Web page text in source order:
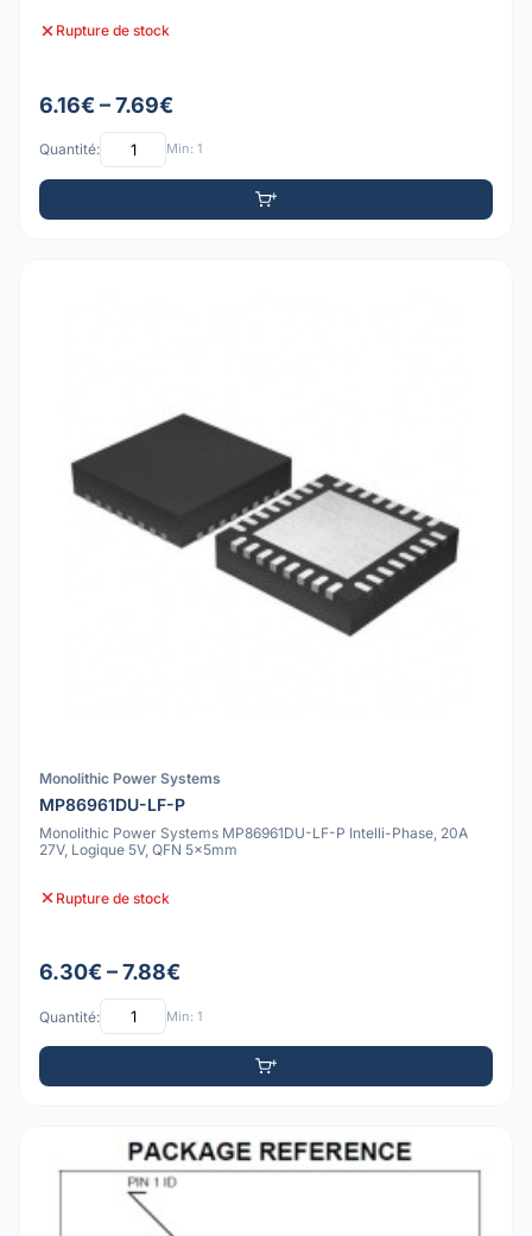
Rupture de stock
6.16€ – 7.69€
Quantité: Min: 1
Monolithic Power Systems
MP86961DU-LF-P
Monolithic Power Systems MP86961DU-LF-P Intelli-Phase, 20A
27V, Logique 5V, QFN 5x5mm
Rupture de stock
6.30€ – 7.88€
Quantité: Min: 1